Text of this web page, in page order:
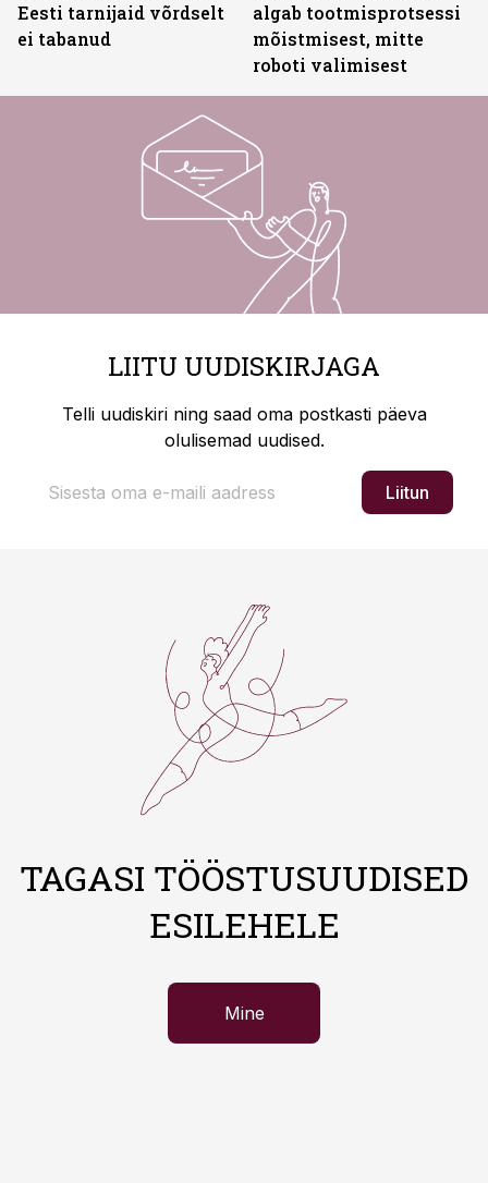
Eesti tarnijaid võrdselt
ei tabanud
algab tootmisprotsessi
mõistmisest, mitte
roboti valimisest
LIITU UUDISKIRJAGA
Telli uudiskiri ning saad oma postkasti päeva
olulisemad uudised.
Liitun
TAGASI TÖÖSTUSUUDISED
ESILEHELE
Mine